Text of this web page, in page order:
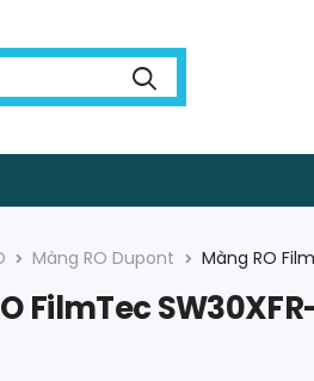
Màng RO Dupont
FilmTec